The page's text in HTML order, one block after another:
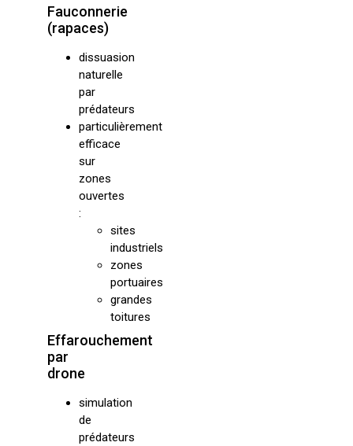
Fauconnerie
(rapaces)
dissuasion
naturelle
par
prédateurs
particulièrement
efficace
sur
zones
ouvertes
:
sites
industriels
zones
portuaires
grandes
toitures
Effarouchement
par
drone
simulation
de
prédateurs